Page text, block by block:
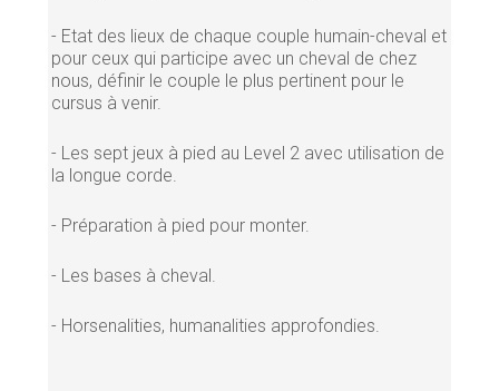
- Etat des lieux de chaque couple humain-cheval et
pour ceux qui participe avec un cheval de chez
nous, définir le couple le plus pertinent pour le
cursus à venir.
- Les sept jeux à pied au Level 2 avec utilisation de
la longue corde.
- Préparation à pied pour monter.
- Les bases à cheval.
- Horsenalities, humanalities approfondies.